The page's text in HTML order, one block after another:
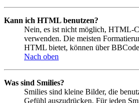
Kann ich HTML benutzen?
Nein, es ist nicht möglich, HTML-
verwenden. Die meisten
HTML bietet, können über
Nach oben
Was sind Smilies?
Smilies sind kleine Bilder, die
Gefühl auszudrücken. Für jeden